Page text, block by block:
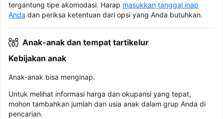
tergantung tipe akomodasi. Harap masukkan tanggal inap
Anda dan periksa ketentuan dari opsi yang Anda butuhkan.
Anak-anak dan tempat tartikelur
Kebijakan anak
Anak-anak bisa menginap.
Untuk melihat informasi harga dan okupansi yang tepat,
mohon tambahkan jumlah dan usia anak dalam grup Anda di
pencarian.